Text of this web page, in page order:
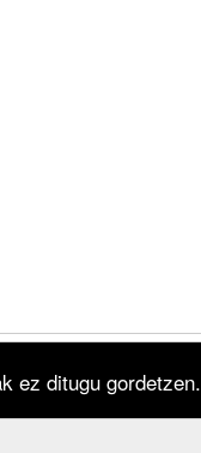
ez ditugu gordetzen.